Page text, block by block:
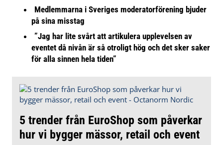
Medlemmarna i Sveriges moderatorförening bjuder
på sina misstag
”Jag har lite svårt att artikulera upplevelsen av
eventet då nivån är så otroligt hög och det sker saker
för alla sinnen hela tiden”
5 trender från EuroShop som påverkar
hur vi bygger mässor, retail och event